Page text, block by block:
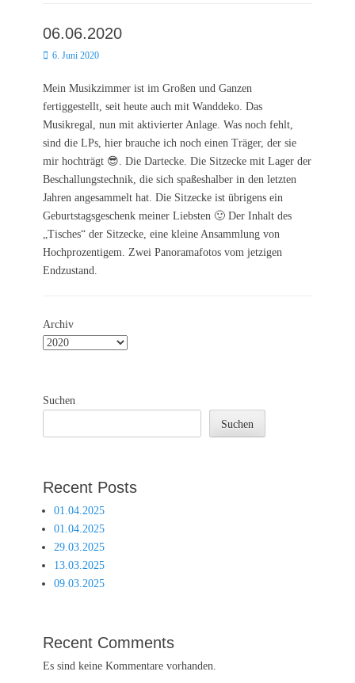
06.06.2020
Posted
6. Juni 2020
Mein Musikzimmer ist im Großen und Ganzen
fertiggestellt, seit heute auch mit Wanddeko. Das
Musikregal, nun mit aktivierter Anlage. Was noch fehlt,
sind die LPs, hier brauche ich noch einen Träger, der sie
mir hochträgt 😎. Die Dartecke. Die Sitzecke mit Lager der
Beschallungstechnik, die sich spaßeshalber in den letzten
Jahren angesammelt hat. Die Sitzecke ist übrigens ein
Geburtstagsgeschenk meiner Liebsten 🙂 Der Inhalt des
„Tisches“ der Sitzecke, eine kleine Ansammlung von
Hochprozentigem. Zwei Panoramafotos vom jetzigen
Endzustand.
Archiv
Suchen
Suchen
Recent Posts
01.04.2025
01.04.2025
29.03.2025
13.03.2025
09.03.2025
Recent Comments
Es sind keine Kommentare vorhanden.